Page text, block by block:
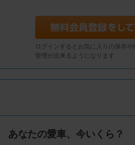
ログインするとお気に入りの保存
管理が出来るようになります
あなたの愛車、今いくら？